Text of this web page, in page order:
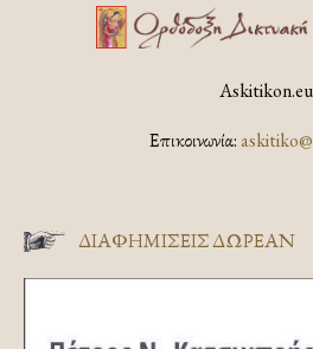
Askitikon.eu
Επικοινωνία:
ΔΙΑΦΗΜΊΣΕΙΣ ΔΩΡΕΆΝ